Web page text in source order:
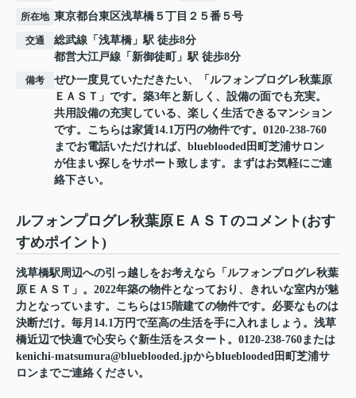
所在地 東京都台東区浅草橋 ５丁目２５番５号
交通 総武線 「 浅草橋 」駅 徒歩8分
都営大江戸線 「 新御徒町 」駅 徒歩8分
備考
ぜひ一度見ていただきたい、「ルフォンプログレ秋葉原
ＥＡＳＴ」です。築3年と新しく、設備の面でも充実。
共用設備の充実している、楽しく生活できるマンション
です。こちらは家賃14.1万円の物件です。0120-238-760
までお電話いただければ、blueblooded田町芝浦サロン
が住まい探しをサポート致します。まずはお気軽にご連
絡下さい。
ルフォンプログレ秋葉原ＥＡＳＴのコメント(おす
すめポイント)
浅草橋駅周辺への引っ越しをお考えなら「ルフォンプログレ秋葉
原ＥＡＳＴ」。2022年築の物件となっており、きれいな室内が魅
力となっています。こちらは15階建ての物件です。必要なものは
決断だけ。毎月14.1万円で至高の生活を手に入れましょう。浅草
橋近辺で快適で心安らぐ新生活をスタート。0120-238-760または
kenichi-matsumura@blueblooded.jpからblueblooded田町芝浦サ
ロンまでご連絡ください。